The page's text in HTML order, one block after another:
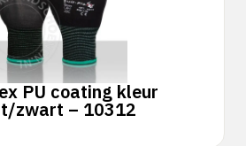
PU coating kleur
zwart – 10312